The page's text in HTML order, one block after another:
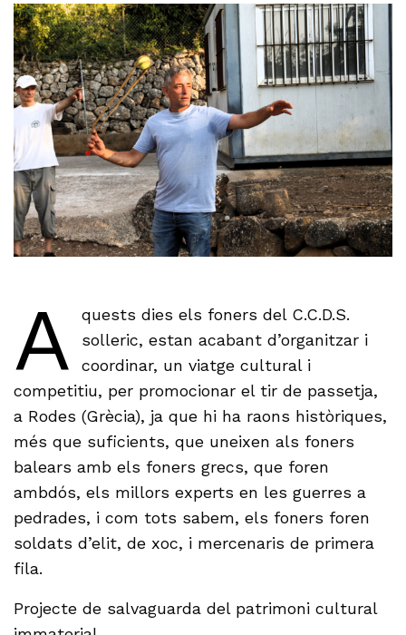
A
quests dies els foners del C.C.D.S.
solleric, estan acabant d’organitzar i
coordinar, un viatge cultural i
competitiu, per promocionar el tir de passetja,
a Rodes (Grècia), ja que hi ha raons històriques,
més que suficients, que uneixen als foners
balears amb els foners grecs, que foren
ambdós, els millors experts en les guerres a
pedrades, i com tots sabem, els foners foren
soldats d’elit, de xoc, i mercenaris de primera
fila.
Projecte de salvaguarda del patrimoni cultural